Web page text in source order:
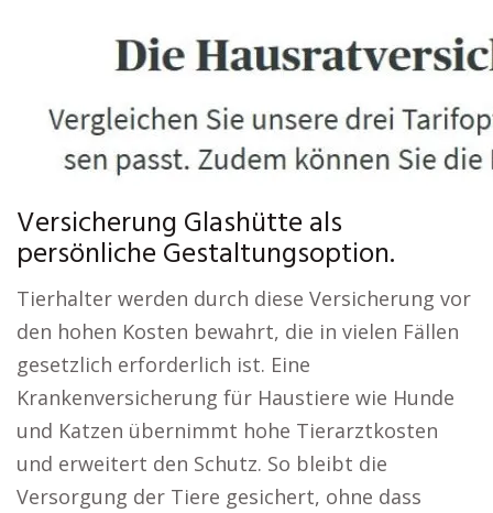
Versicherung Glashütte als
persönliche Gestaltungsoption.
Tierhalter werden durch diese Versicherung vor
den hohen Kosten bewahrt, die in vielen Fällen
gesetzlich erforderlich ist. Eine
Krankenversicherung für Haustiere wie Hunde
und Katzen übernimmt hohe Tierarztkosten
und erweitert den Schutz. So bleibt die
Versorgung der Tiere gesichert, ohne dass